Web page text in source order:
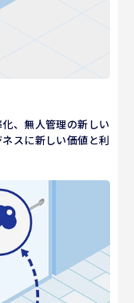
、無人管理の新しい
スに新しい価値と利